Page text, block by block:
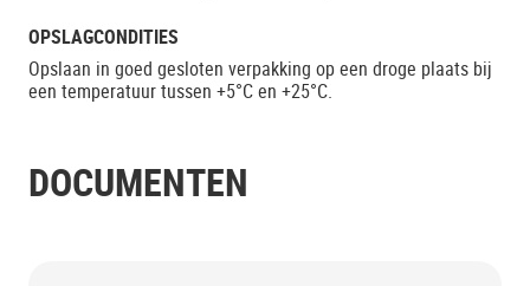
OPSLAGCONDITIES
Opslaan in goed gesloten verpakking op een droge plaats bij
een temperatuur tussen +5°C en +25°C.
DOCUMENTEN